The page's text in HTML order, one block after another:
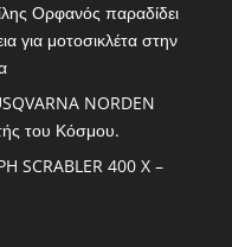
Ορφανός παραδίδει
για μοτοσικλέτα στην
NORDEN
του Κόσμου.
SCRABLER 400 X –